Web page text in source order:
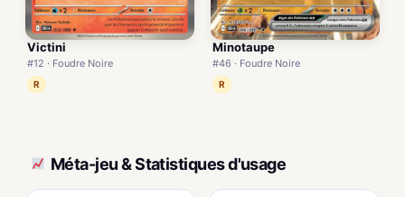
Victini
#12 · Foudre Noire
R
Minotaupe
#46 · Foudre Noire
R
Méta-jeu & Statistiques d'usage